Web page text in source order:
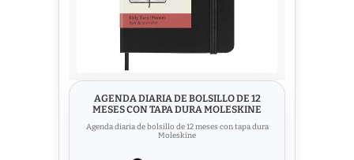
AGENDA DIARIA DE BOLSILLO DE 12
MESES CON TAPA DURA MOLESKINE
Agenda diaria de bolsillo de 12 meses con tapa dura
Moleskine